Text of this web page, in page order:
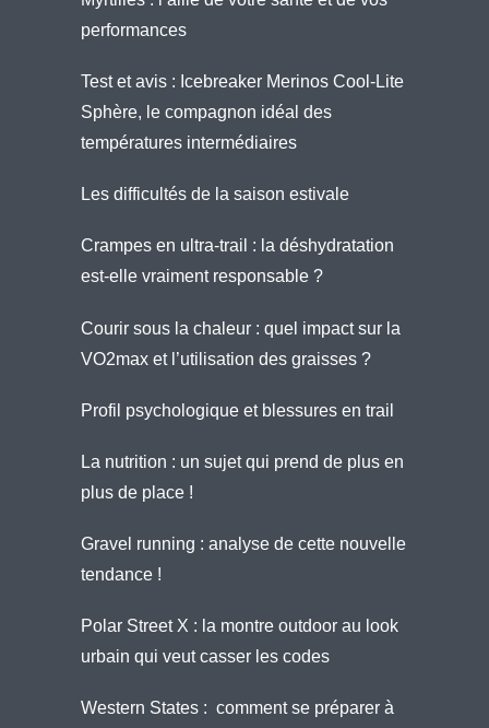
performances
Test et avis : Icebreaker Merinos Cool-Lite
Sphère, le compagnon idéal des
températures intermédiaires
Les difficultés de la saison estivale
Crampes en ultra-trail : la déshydratation
est-elle vraiment responsable ?
Courir sous la chaleur : quel impact sur la
VO2max et l’utilisation des graisses ?
Profil psychologique et blessures en trail
La nutrition : un sujet qui prend de plus en
plus de place !
Gravel running : analyse de cette nouvelle
tendance !
Polar Street X : la montre outdoor au look
urbain qui veut casser les codes
Western States : comment se préparer à